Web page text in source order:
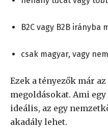
B2C vagy B2B irányba
csak magyar, vagy
Ezek a tényezők már
megoldásokat. Ami
ideális, az egy
akadály lehet.